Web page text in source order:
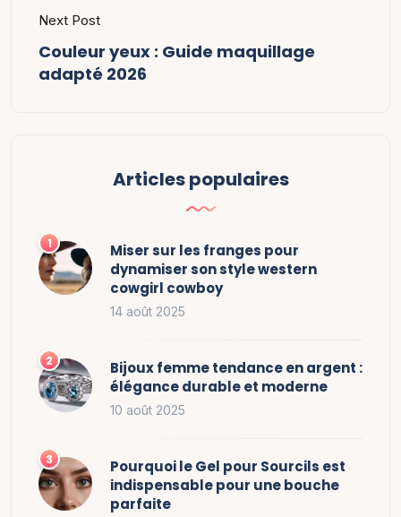
Next Post
Couleur yeux : Guide maquillage
adapté 2026
Articles populaires
Miser sur les franges pour
dynamiser son style western
cowgirl cowboy
14 août 2025
Bijoux femme tendance en argent :
élégance durable et moderne
10 août 2025
Pourquoi le Gel pour Sourcils est
indispensable pour une bouche
parfaite